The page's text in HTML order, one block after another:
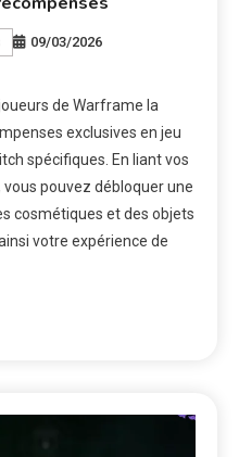
09/03/2026
de Warframe la
exclusives en jeu
spécifiques. En liant vos
pouvez débloquer une
cosmétiques et des objets
votre expérience de